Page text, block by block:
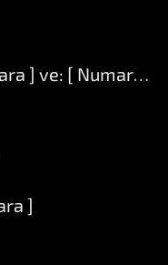
] ve: [ Numara ]
]